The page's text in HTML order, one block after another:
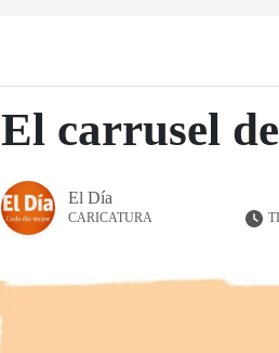
El carrusel
El Día
CARICATURA